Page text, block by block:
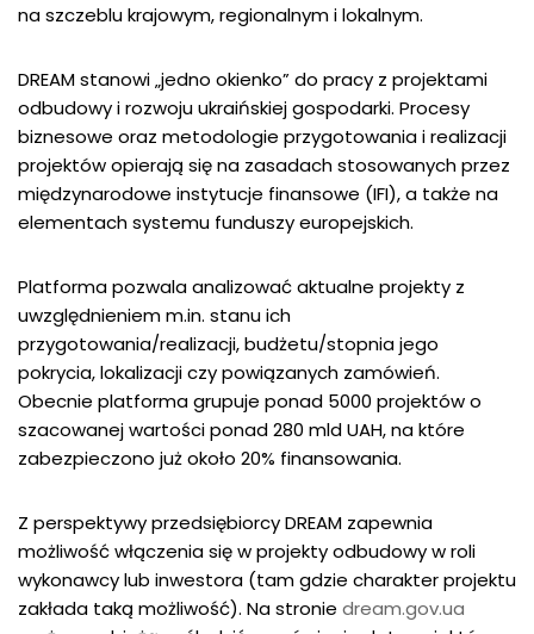
na szczeblu krajowym, regionalnym i lokalnym.
DREAM stanowi „jedno okienko” do pracy z projektami
odbudowy i rozwoju ukraińskiej gospodarki. Procesy
biznesowe oraz metodologie przygotowania i realizacji
projektów opierają się na zasadach stosowanych przez
międzynarodowe instytucje finansowe (IFI), a także na
elementach systemu funduszy europejskich.
Platforma pozwala analizować aktualne projekty z
uwzględnieniem m.in. stanu ich
przygotowania/realizacji, budżetu/stopnia jego
pokrycia, lokalizacji czy powiązanych zamówień.
Obecnie platforma grupuje ponad 5000 projektów o
szacowanej wartości ponad 280 mld UAH, na które
zabezpieczono już około 20% finansowania.
Z perspektywy przedsiębiorcy DREAM zapewnia
możliwość włączenia się w projekty odbudowy w roli
wykonawcy lub inwestora (tam gdzie charakter projektu
zakłada taką możliwość). Na stronie dream.gov.ua